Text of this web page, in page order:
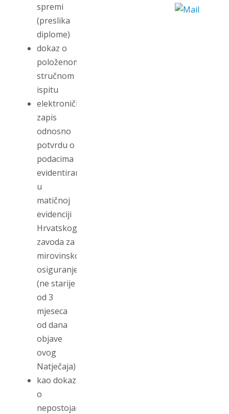
spremi
(preslika
diplome)
dokaz o
položenom
stručnom
ispitu
elektronički
zapis
odnosno
potvrdu o
podacima
evidentiranim
u
matičnoj
evidenciji
Hrvatskog
zavoda za
mirovinsko
osiguranje
(ne starije
od 3
mjeseca
od dana
objave
ovog
Natječaja)
kao dokaz
o
nepostojanju